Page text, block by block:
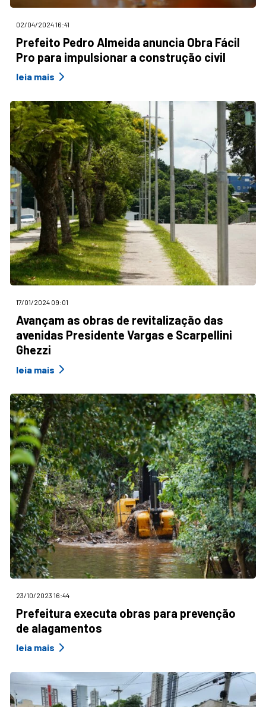
02/04/2024 16:41
Prefeito Pedro Almeida anuncia Obra Fácil
Pro para impulsionar a construção civil
leia mais
17/01/2024 09:01
Avançam as obras de revitalização das
avenidas Presidente Vargas e Scarpellini
Ghezzi
leia mais
23/10/2023 16:44
Prefeitura executa obras para prevenção
de alagamentos
leia mais